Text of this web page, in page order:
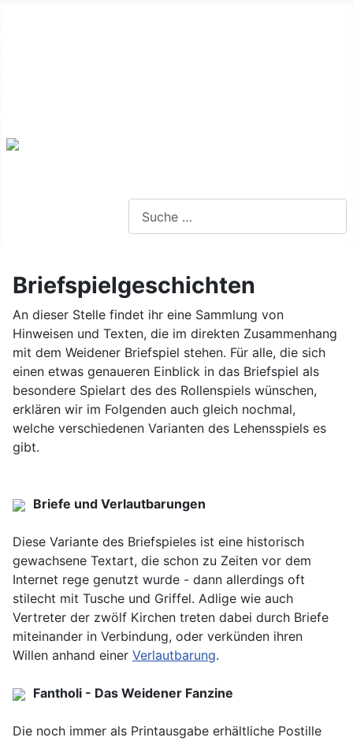
Briefspielgeschichten
An dieser Stelle findet ihr eine Sammlung von
Hinweisen und Texten, die im direkten Zusammenhang
mit dem Weidener Briefspiel stehen. Für alle, die sich
einen etwas genaueren Einblick in das Briefspiel als
besondere Spielart des des Rollenspiels wünschen,
erklären wir im Folgenden auch gleich nochmal,
welche verschiedenen Varianten des Lehensspiels es
gibt.
Briefe und Verlautbarungen
Diese Variante des Briefspieles ist eine historisch
gewachsene Textart, die schon zu Zeiten vor dem
Internet rege genutzt wurde - dann allerdings oft
stilecht mit Tusche und Griffel. Adlige wie auch
Vertreter der zwölf Kirchen treten dabei durch Briefe
miteinander in Verbindung, oder verkünden ihren
Willen anhand einer Verlautbarung.
Fantholi - Das Weidener Fanzine
Die noch immer als Printausgabe erhältliche Postille